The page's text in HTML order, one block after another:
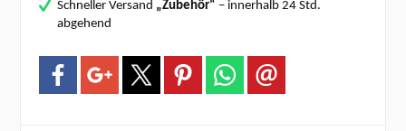
Schneller Versand „Zubehör“ – innerhalb 24 Std.
abgehend